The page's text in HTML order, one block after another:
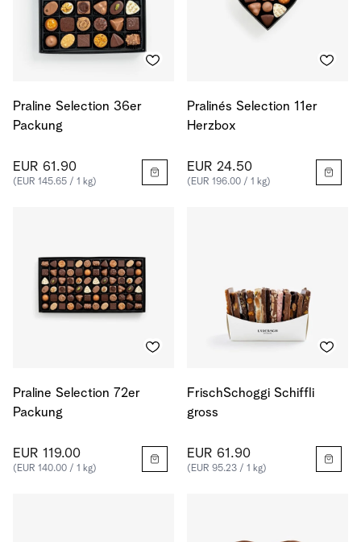
Praline Selection 36er
Packung
EUR 61.90
(EUR 145.65 / 1 kg)
Pralinés Selection 11er
Herzbox
EUR 24.50
(EUR 196.00 / 1 kg)
Praline Selection 72er
Packung
EUR 119.00
(EUR 140.00 / 1 kg)
FrischSchoggi Schiffli
gross
EUR 61.90
(EUR 95.23 / 1 kg)